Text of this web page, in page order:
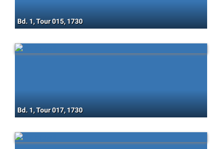
Bd. 1, Tour 015, 1730
Bd. 1, Tour 017, 1730